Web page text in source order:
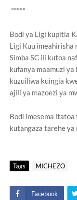
*****
Bodi ya Ligi kupitia
Ligi Kuu imeahirisha
Simba SC ili kutoa
kufanya maamuzi ya
kuzuiliwa kuingia
ajili ya mazoezi ya
Bodi imesema
kutangaza tarehe ya
Tags MICHEZO
Facebook